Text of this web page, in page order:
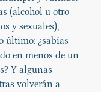
(alcohol u otro
y sexuales),
último: ¿sabías
en menos de un
Y algunas
volverán a